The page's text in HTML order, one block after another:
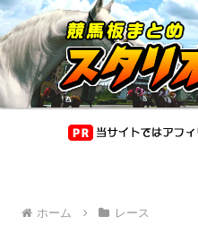
ホーム レース